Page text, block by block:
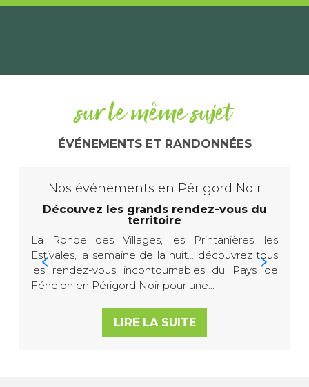
sur le même sujet
ÉVÉNEMENTS ET RANDONNÉES
Nos événements en Périgord Noir
Découvez les grands rendez-vous du
territoire
La Ronde des Villages, les Printanières, les
Estivales, la semaine de la nuit… découvrez tous
les rendez-vous incontournables du Pays de
Fénelon en Périgord Noir pour une...
LIRE LA SUITE